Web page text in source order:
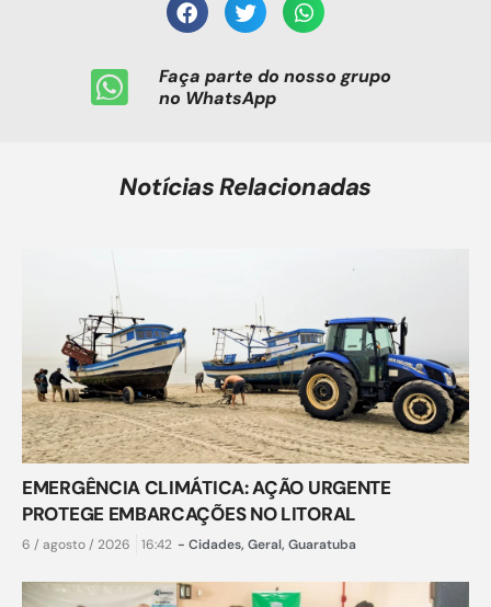
Faça parte do nosso grupo
no WhatsApp
Notícias Relacionadas
EMERGÊNCIA CLIMÁTICA: AÇÃO URGENTE
PROTEGE EMBARCAÇÕES NO LITORAL
6 / agosto / 2026 16:42 - Cidades, Geral, Guaratuba